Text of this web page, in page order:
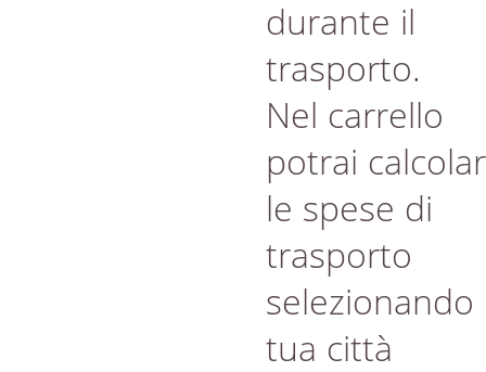
durante il
trasporto.
Nel carrello
potrai
le spese di
trasporto
selezionando
tua città